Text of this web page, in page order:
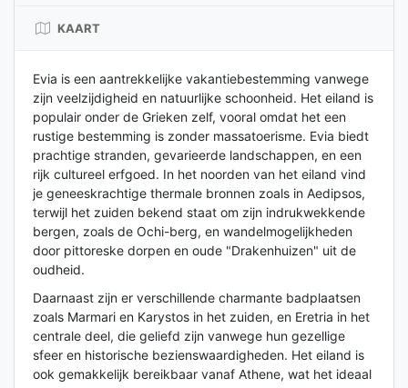
KAART
Evia is een aantrekkelijke vakantiebestemming vanwege
zijn veelzijdigheid en natuurlijke schoonheid. Het eiland is
populair onder de Grieken zelf, vooral omdat het een
rustige bestemming is zonder massatoerisme. Evia biedt
prachtige stranden, gevarieerde landschappen, en een
rijk cultureel erfgoed. In het noorden van het eiland vind
je geneeskrachtige thermale bronnen zoals in Aedipsos,
terwijl het zuiden bekend staat om zijn indrukwekkende
bergen, zoals de Ochi-berg, en wandelmogelijkheden
door pittoreske dorpen en oude "Drakenhuizen" uit de
oudheid.
Daarnaast zijn er verschillende charmante badplaatsen
zoals Marmari en Karystos in het zuiden, en Eretria in het
centrale deel, die geliefd zijn vanwege hun gezellige
sfeer en historische bezienswaardigheden. Het eiland is
ook gemakkelijk bereikbaar vanaf Athene, wat het ideaal